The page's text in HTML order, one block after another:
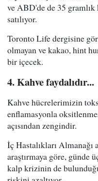
ve ABD'de de 35
satılıyor.
Toronto Life dergisine
olmayan ve kakao, hint
bir içecek.
4. Kahve faydalıdır...
Kahve hücrelerimizin
enflamasyonla
açısından zengindir.
İç Hastalıkları Almanağı
araştırmaya göre, günde
kalp krizinin de